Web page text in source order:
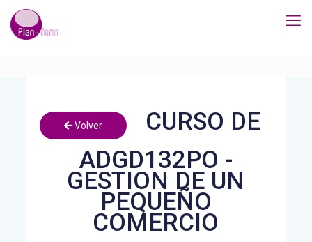
Volver
CURSO DE
ADGD132PO -
GESTION DE UN
PEQUEÑO
COMERCIO